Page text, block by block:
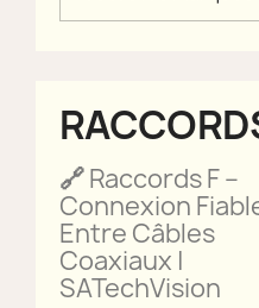
🔗Raccords F –
Connexion
Entre Câbles
Coaxiaux |
SATechVision